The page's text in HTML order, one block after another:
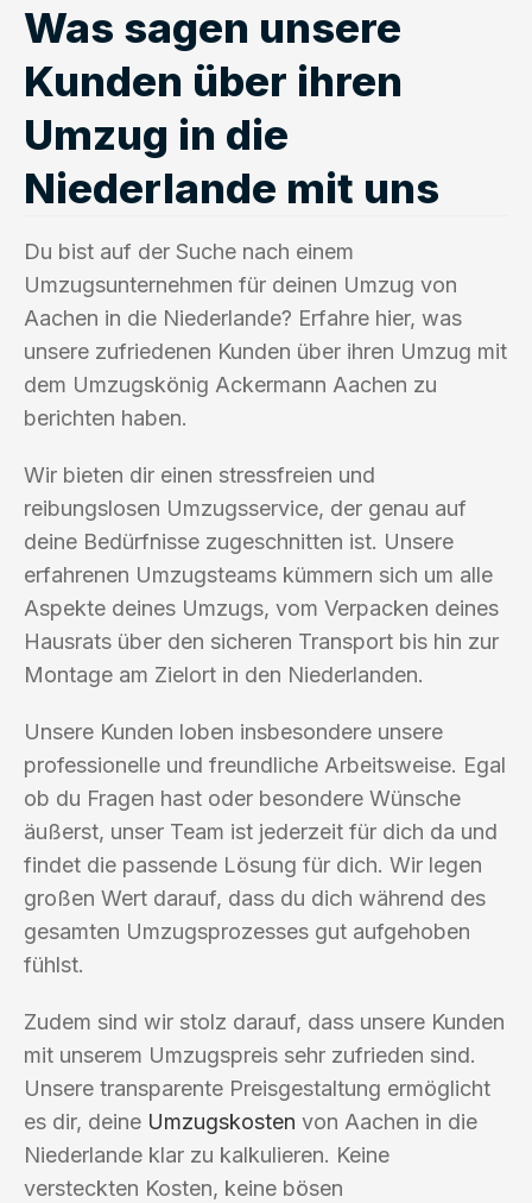
Was sagen unsere
Kunden über ihren
Umzug in die
Niederlande mit uns
Du bist auf der Suche nach einem
Umzugsunternehmen für deinen Umzug von
Aachen in die Niederlande? Erfahre hier, was
unsere zufriedenen Kunden über ihren Umzug mit
dem Umzugskönig Ackermann Aachen zu
berichten haben.
Wir bieten dir einen stressfreien und
reibungslosen Umzugsservice, der genau auf
deine Bedürfnisse zugeschnitten ist. Unsere
erfahrenen Umzugsteams kümmern sich um alle
Aspekte deines Umzugs, vom Verpacken deines
Hausrats über den sicheren Transport bis hin zur
Montage am Zielort in den Niederlanden.
Unsere Kunden loben insbesondere unsere
professionelle und freundliche Arbeitsweise. Egal
ob du Fragen hast oder besondere Wünsche
äußerst, unser Team ist jederzeit für dich da und
findet die passende Lösung für dich. Wir legen
großen Wert darauf, dass du dich während des
gesamten Umzugsprozesses gut aufgehoben
fühlst.
Zudem sind wir stolz darauf, dass unsere Kunden
mit unserem Umzugspreis sehr zufrieden sind.
Unsere transparente Preisgestaltung ermöglicht
es dir, deine Umzugskosten von Aachen in die
Niederlande klar zu kalkulieren. Keine
versteckten Kosten, keine bösen